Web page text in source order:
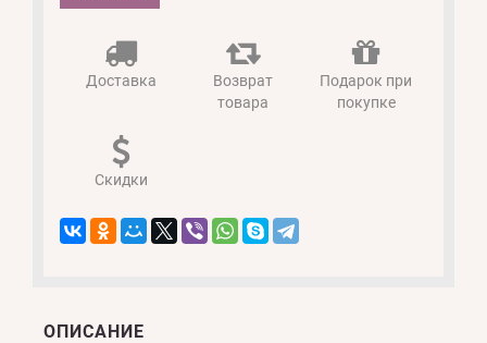
Доставка
Возврат
товара
Подарок при
покупке
Скидки
ОПИСАНИЕ